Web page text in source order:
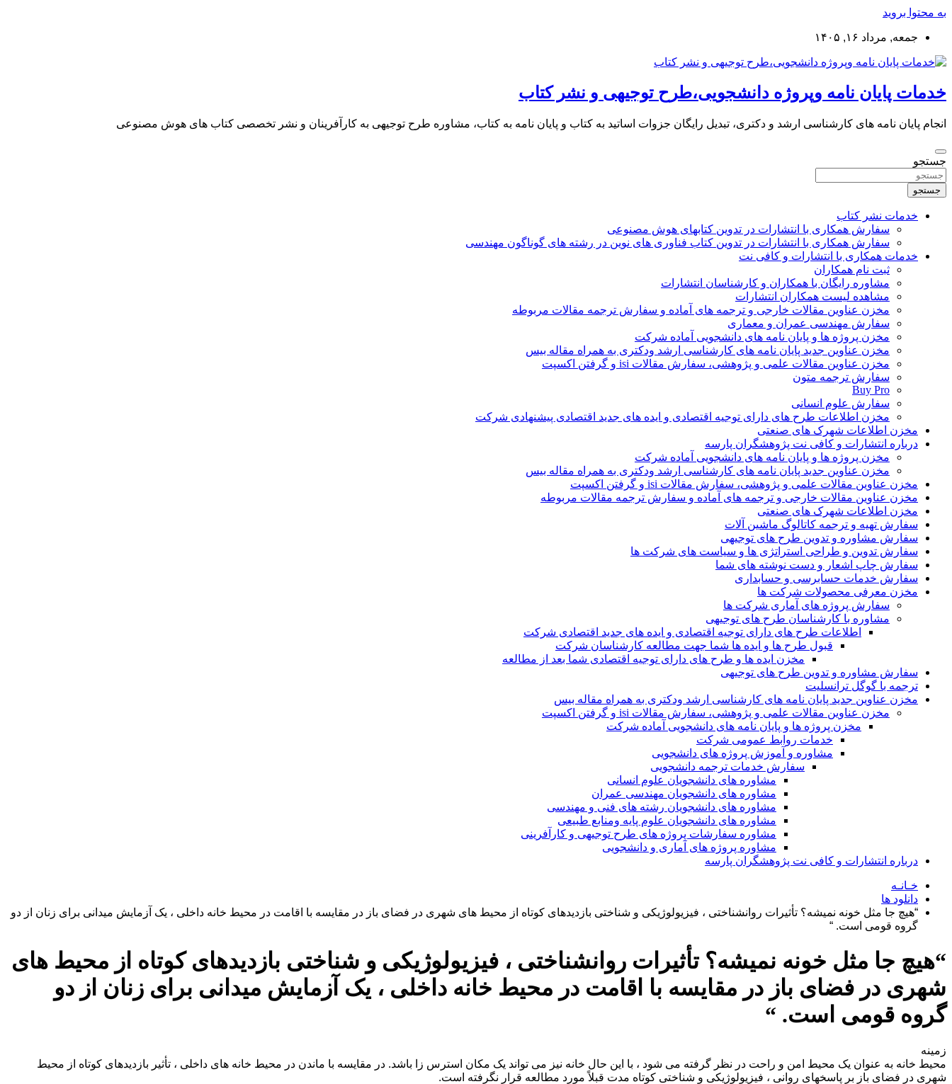
به محتوا بروید
جمعه, مرداد ۱۶, ۱۴۰۵
خدمات پایان نامه وپروژه دانشجویی،طرح توجیهی و نشر کتاب
انجام پایان نامه های کارشناسی ارشد و دکتری، تبدیل رایگان جزوات اساتید به کتاب و پایان نامه به کتاب، مشاوره طرح توجیهی به کارآفرینان و نشر تخصصی کتاب های هوش مصنوعی
جستجو
جستجو
خدمات نشر کتاب
سفارش همکاری با انتشارات در تدوین کتابهای هوش مصنوعی
سفارش همکاری با انتشارات در تدوین کتاب فناوری های نوین در رشته های گوناگون مهندسی
خدمات همکاری با انتشارات و کافی نت
ثبت نام همکاران
مشاوره رایگان با همکاران و کارشناسان انتشارات
مشاهده لیست همکاران انتشارات
مخزن عناوین مقالات خارجی و ترجمه های آماده و سفارش ترجمه مقالات مربوطه
سفارش مهندسی عمران و معماری
مخزن پروژه ها و پایان نامه های دانشجویی آماده شرکت
مخزن عناوین جدید پایان نامه های کارشناسی ارشد ودکتری به همراه مقاله بیس
مخزن عناوین مقالات علمی و پژوهشی، سفارش مقالات isi و گرفتن اکسپت
سفارش ترجمه متون
Buy Pro
سفارش علوم انسانی
مخزن اطلاعات طرح های دارای توجیه اقتصادی و ایده های جدید اقتصادی پیشنهادی شرکت
مخزن اطلاعات شهرک های صنعتی
درباره انتشارات و کافی نت پژوهشگران پارسه
مخزن پروژه ها و پایان نامه های دانشجویی آماده شرکت
مخزن عناوین جدید پایان نامه های کارشناسی ارشد ودکتری به همراه مقاله بیس
مخزن عناوین مقالات علمی و پژوهشی، سفارش مقالات isi و گرفتن اکسپت
مخزن عناوین مقالات خارجی و ترجمه های آماده و سفارش ترجمه مقالات مربوطه
مخزن اطلاعات شهرک های صنعتی
سفارش تهیه و ترجمه کاتالوگ ماشین آلات
سفارش مشاوره و تدوین طرح های توجیهی
سفارش تدوین و طراحی استراتژی ها و سیاست های شرکت ها
سفارش چاپ اشعار و دست نوشته های شما
سفارش خدمات حسابرسی و حسابداری
مخزن معرفی محصولات شرکت ها
سفارش پروژه های آماری شرکت ها
مشاوره با کارشناسان طرح های توجیهی
اطلاعات طرح های دارای توجیه اقتصادی و ایده های جدید اقتصادی شرکت
قبول طرح ها و ایده ها شما جهت مطالعه کارشناسان شرکت
مخزن ایده ها و طرح های دارای توجیه اقتصادی شما بعد از مطالعه
سفارش مشاوره و تدوین طرح های توجیهی
ترجمه با گوگل ترانسلیت
مخزن عناوین جدید پایان نامه های کارشناسی ارشد ودکتری به همراه مقاله بیس
مخزن عناوین مقالات علمی و پژوهشی، سفارش مقالات isi و گرفتن اکسپت
مخزن پروژه ها و پایان نامه های دانشجویی آماده شرکت
خدمات روابط عمومی شرکت
مشاوره و آموزش پروژه های دانشجویی
سفارش خدمات ترجمه دانشجویی
مشاوره های دانشجویان علوم انسانی
مشاوره های دانشجویان مهندسی عمران
مشاوره های دانشجویان رشته های فنی و مهندسی
مشاوره های دانشجویان علوم پایه ومنابع طبیعی
مشاوره سفارشات پروژه های طرح توجیهی و کارآفرینی
مشاوره پروژه های آماری و دانشجویی
درباره انتشارات و کافی نت پژوهشگران پارسه
خـانـه
دانلود ها
“هیچ جا مثل خونه نمیشه؟ تأثیرات روانشناختی ، فیزیولوژیکی و شناختی بازدیدهای کوتاه از محیط های شهری در فضای باز در مقایسه با اقامت در محیط خانه داخلی ، یک آزمایش میدانی برای زنان از دو
گروه قومی است. “
“هیچ جا مثل خونه نمیشه؟ تأثیرات روانشناختی ، فیزیولوژیکی و شناختی بازدیدهای کوتاه از محیط های
شهری در فضای باز در مقایسه با اقامت در محیط خانه داخلی ، یک آزمایش میدانی برای زنان از دو
گروه قومی است. “
زمینه
محیط خانه به عنوان یک محیط امن و راحت در نظر گرفته می شود ، با این حال خانه نیز می تواند یک مکان استرس زا باشد. در مقایسه با ماندن در محیط خانه های داخلی ، تأثیر بازدیدهای کوتاه از محیط
شهری در فضای باز بر پاسخهای روانی ، فیزیولوژیکی و شناختی کوتاه مدت قبلاً مورد مطالعه قرار نگرفته است.